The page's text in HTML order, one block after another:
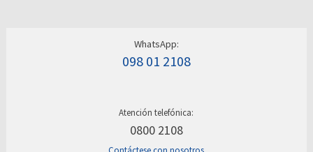
WhatsApp:
098 01 2108
Atención telefónica:
0800 2108